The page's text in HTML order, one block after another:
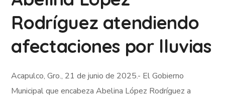
Rodríguez atendiendo
afectaciones por lluvias
Acapulco, Gro., 21 de junio de 2025.- El Gobierno
Municipal que encabeza Abelina López Rodríguez a